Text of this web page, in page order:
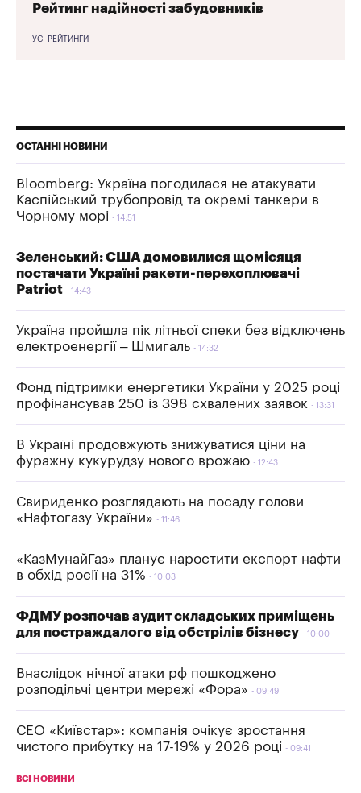
Рейтинг надійності забудовників
УСІ РЕЙТИНГИ
ОСТАННІ НОВИНИ
Bloomberg: Україна погодилася не атакувати
Каспійський трубопровід та окремі танкери в
Чорному морі
14:51
Зеленський: США домовилися щомісяця
постачати Україні ракети-перехоплювачі
Patriot
14:43
Україна пройшла пік літньої спеки без відключень
електроенергії – Шмигаль
14:32
Фонд підтримки енергетики України у 2025 році
профінансував 250 із 398 схвалених заявок
13:31
В Україні продовжують знижуватися ціни на
фуражну кукурудзу нового врожаю
12:43
Свириденко розглядають на посаду голови
«Нафтогазу України»
11:46
«КазМунайГаз» планує наростити експорт нафти
в обхід росії на 31%
10:03
ФДМУ розпочав аудит складських приміщень
для постраждалого від обстрілів бізнесу
10:00
Внаслідок нічної атаки рф пошкоджено
розподільчі центри мережі «Фора»
09:49
СЕО «Київстар»: компанія очікує зростання
чистого прибутку на 17-19% у 2026 році
09:41
ВСІ НОВИНИ